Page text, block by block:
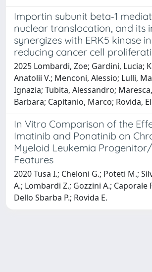
Importin subunit beta‐1
nuclear translocation, and its
synergizes with ERK5 kinase
reducing cancer cell
2025 Lombardi, Zoe; Gardini, Lucia;
Anatolii V.; Menconi, Alessio; Lulli,
Ignazia; Tubita, Alessandro;
Barbara; Capitanio, Marco; Rovida,
In Vitro Comparison of the
Imatinib and Ponatinib on
Myeloid Leukemia
Features
2020 Tusa I.; Cheloni G.; Poteti M.;
A.; Lombardi Z.; Gozzini A.; Caporale
Dello Sbarba P.; Rovida E.